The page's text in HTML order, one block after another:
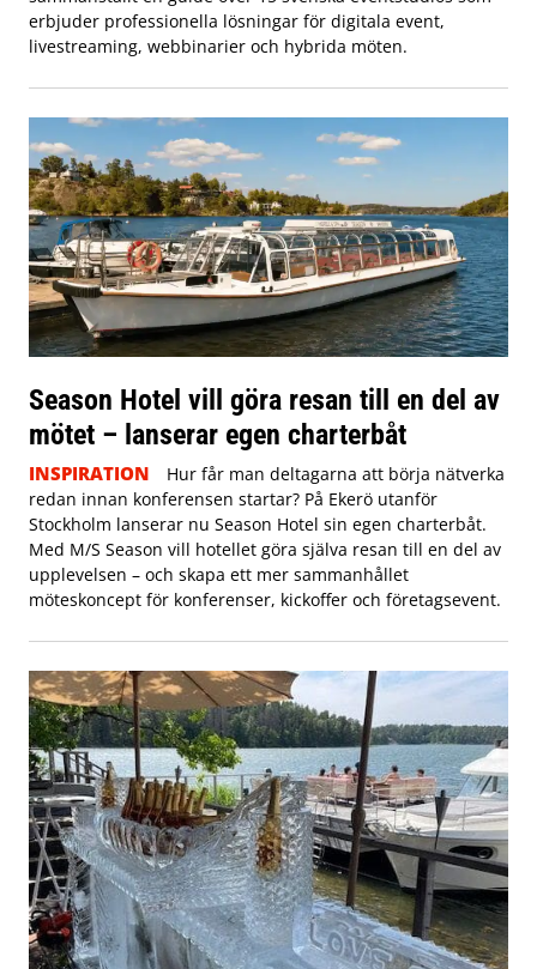
erbjuder professionella lösningar för digitala event,
livestreaming, webbinarier och hybrida möten.
Season Hotel vill göra resan till en del av
mötet – lanserar egen charterbåt
INSPIRATION
Hur får man deltagarna att börja nätverka
redan innan konferensen startar? På Ekerö utanför
Stockholm lanserar nu Season Hotel sin egen charterbåt.
Med M/S Season vill hotellet göra själva resan till en del av
upplevelsen – och skapa ett mer sammanhållet
möteskoncept för konferenser, kickoffer och företagsevent.